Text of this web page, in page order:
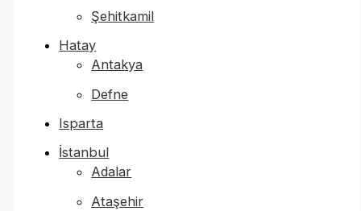
Şehitkamil
Hatay
Antakya
Defne
Isparta
İstanbul
Adalar
Ataşehir